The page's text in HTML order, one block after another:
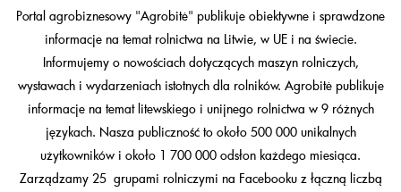
Portal agrobiznesowy "Agrobitė" publikuje obiektywne i sprawdzone
informacje na temat rolnictwa na Litwie, w UE i na świecie.
Informujemy o nowościach dotyczących maszyn rolniczych,
wystawach i wydarzeniach istotnych dla rolników. Agrobitė publikuje
informacje na temat litewskiego i unijnego rolnictwa w 9 różnych
językach. Nasza publiczność to około 500 000 unikalnych
użytkowników i około 1 700 000 odsłon każdego miesiąca.
Zarządzamy 25 grupami rolniczymi na Facebooku z łączną liczbą